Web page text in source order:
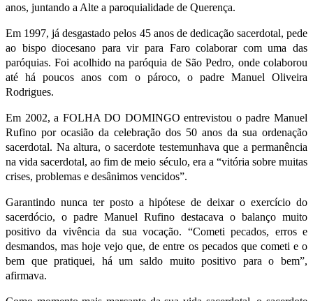
anos, juntando a Alte a paroquialidade de Querença.
Em 1997, já desgastado pelos 45 anos de dedicação sacerdotal, pede
ao bispo diocesano para vir para Faro colaborar com uma das
paróquias. Foi acolhido na paróquia de São Pedro, onde colaborou
até há poucos anos com o pároco, o padre Manuel Oliveira
Rodrigues.
Em 2002, a FOLHA DO DOMINGO entrevistou o padre Manuel
Rufino por ocasião da celebração dos 50 anos da sua ordenação
sacerdotal. Na altura, o sacerdote testemunhava que a permanência
na vida sacerdotal, ao fim de meio século, era a “vitória sobre muitas
crises, problemas e desânimos vencidos”.
Garantindo nunca ter posto a hipótese de deixar o exercício do
sacerdócio, o padre Manuel Rufino destacava o balanço muito
positivo da vivência da sua vocação. “Cometi pecados, erros e
desmandos, mas hoje vejo que, de entre os pecados que cometi e o
bem que pratiquei, há um saldo muito positivo para o bem”,
afirmava.